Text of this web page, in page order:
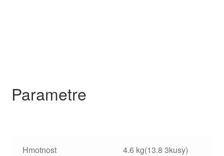
Parametre
Hmotnost 4.6 kg(13.8 3kusy)